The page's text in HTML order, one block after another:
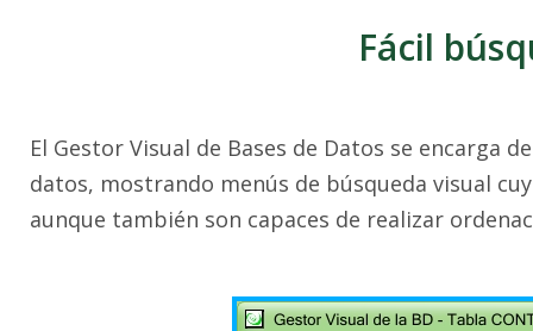
Fácil
El Gestor Visual de Bases de Datos se encarga
datos, mostrando menús de búsqueda visual
aunque también son capaces de realizar